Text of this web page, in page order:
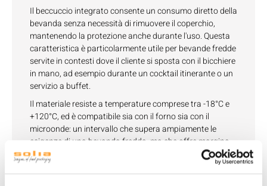
Il beccuccio integrato consente un consumo diretto della
bevanda senza necessità di rimuovere il coperchio,
mantenendo la protezione anche durante l'uso. Questa
caratteristica è particolarmente utile per bevande fredde
servite in contesti dove il cliente si sposta con il bicchiere
in mano, ad esempio durante un cocktail itinerante o un
servizio a buffet.
Il materiale resiste a temperature comprese tra -18°C e
+120°C, ed è compatibile sia con il forno sia con il
microonde: un intervallo che supera ampiamente le
esigenze di una bevanda fredda, ma che offre margine
operativo qualora la stessa linea di bicchieri venga
impiegata anche per preparazioni tiepide o calde.